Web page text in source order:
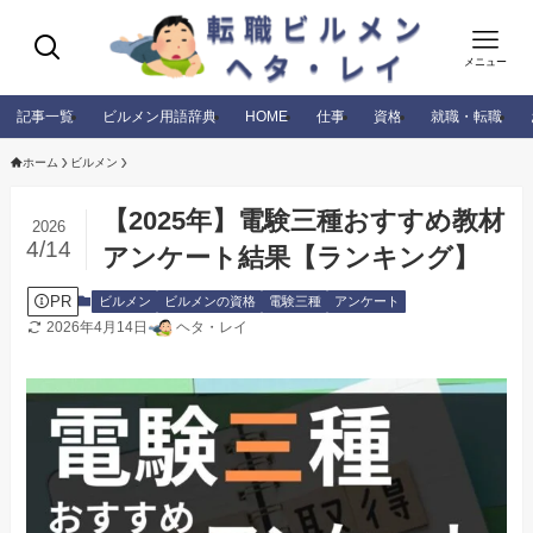
メニュー
記事一覧 ビルメン用語辞典 HOME 仕事 資格 就職・転職
ホーム ビルメン
【2025年】電験三種おすすめ教材
アンケート結果【ランキング】
2026
4/14
PR ビルメン ビルメンの資格 電験三種 アンケート
2026年4月14日 ヘタ・レイ